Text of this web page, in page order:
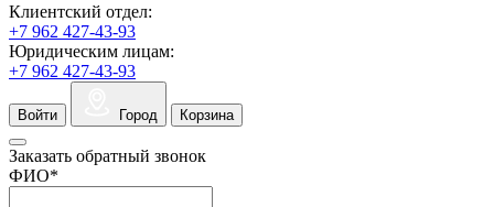
Клиентский отдел:
+7 962 427-43-93
Юридическим лицам:
+7 962 427-43-93
Войти Город Корзина
Заказать обратный звонок
ФИО*